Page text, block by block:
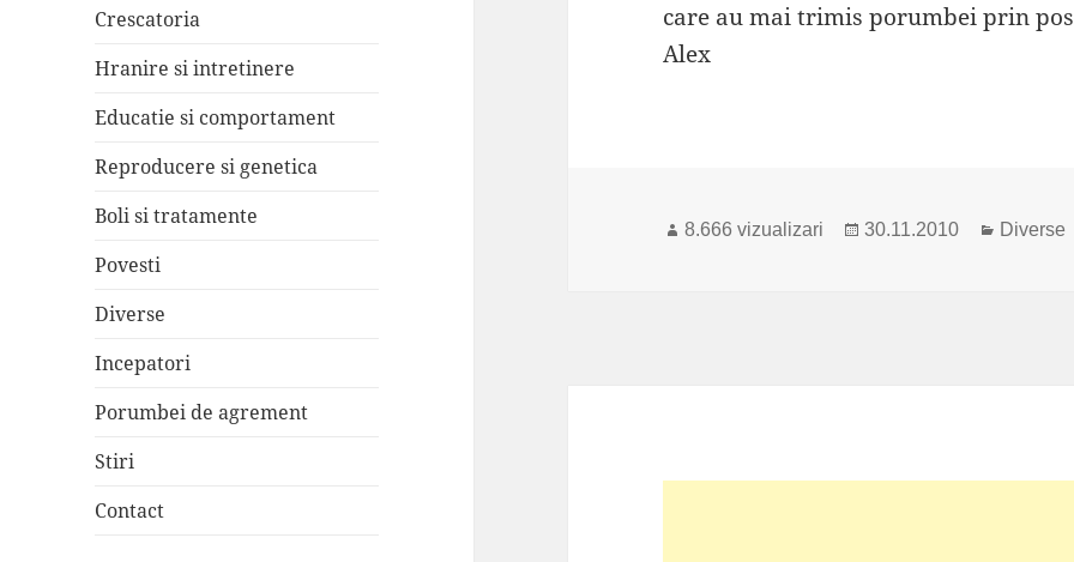
Crescatoria
Hranire si intretinere
Educatie si comportament
Reproducere si genetica
Boli si tratamente
Povesti
Diverse
Incepatori
Porumbei de agrement
Stiri
Contact
care au mai trimis porumbei prin
Alex
8.666 vizualizari
Publicat
30.11.2010 Diverse